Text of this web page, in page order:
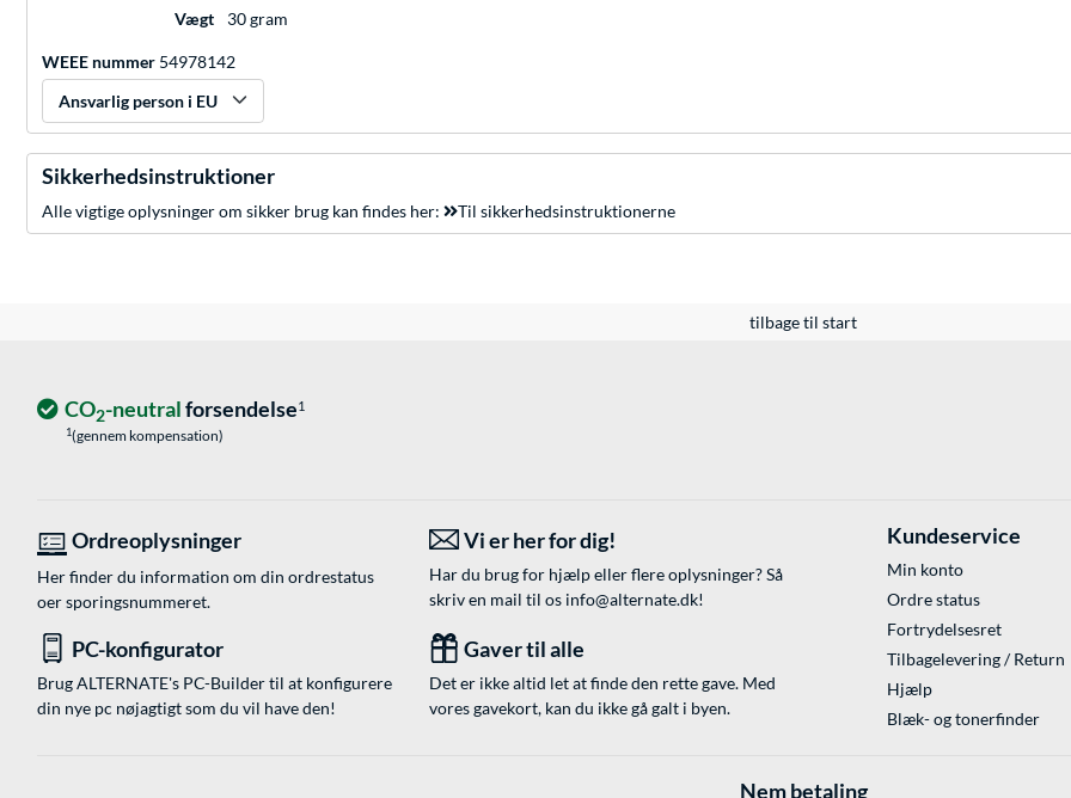
Vægt
30 gram
WEEE nummer 54978142
Ansvarlig person i EU
Sikkerhedsinstruktioner
Alle vigtige oplysninger om sikker brug kan findes her: Til sikkerhedsinstruktionerne
tilbage til start
CO2-neutralforsendelse1
1(gennem kompensation)
Ordreoplysninger
Her finder du information om din ordrestatus
oer sporingsnummeret.
Vi er her for dig!
Har du brug for hjælp eller flere oplysninger? Så
skriv en mail til os info@alternate.dk!
PC-konfigurator
Brug ALTERNATE's PC-Builder til at konfigurere
din nye pc nøjagtigt som du vil have den!
Gaver til alle
Det er ikke altid let at finde den rette gave. Med
vores gavekort, kan du ikke gå galt i byen.
Kundeservice
Min konto
Ordre status
Fortrydelsesret
Tilbagelevering / Return
Hjælp
Blæk- og tonerfinder
Nem betaling